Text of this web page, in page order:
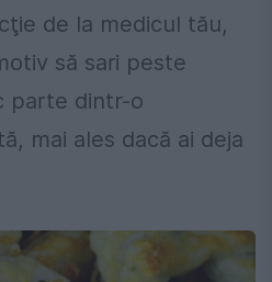
de la medicul tău,
să sari peste
parte dintr-o
mai ales dacă ai deja